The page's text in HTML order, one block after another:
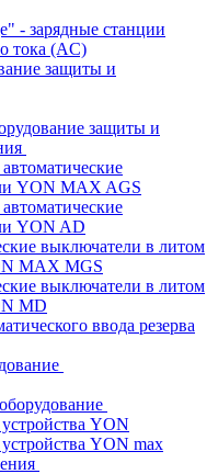
- зарядные станции
тока (AC)
защиты и
защиты и
YON MAX AGS
YON AD
выключатели в литом
MAX MGS
выключатели в литом
MD
ввода резерва
YON
YON max